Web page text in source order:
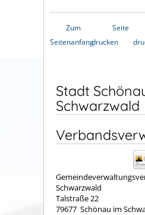
Zum
Seitenanfang
Seite
drucken
Stadt
Schwarzwald
Schwarzwald
Talstraße 22
79677 Schönau im